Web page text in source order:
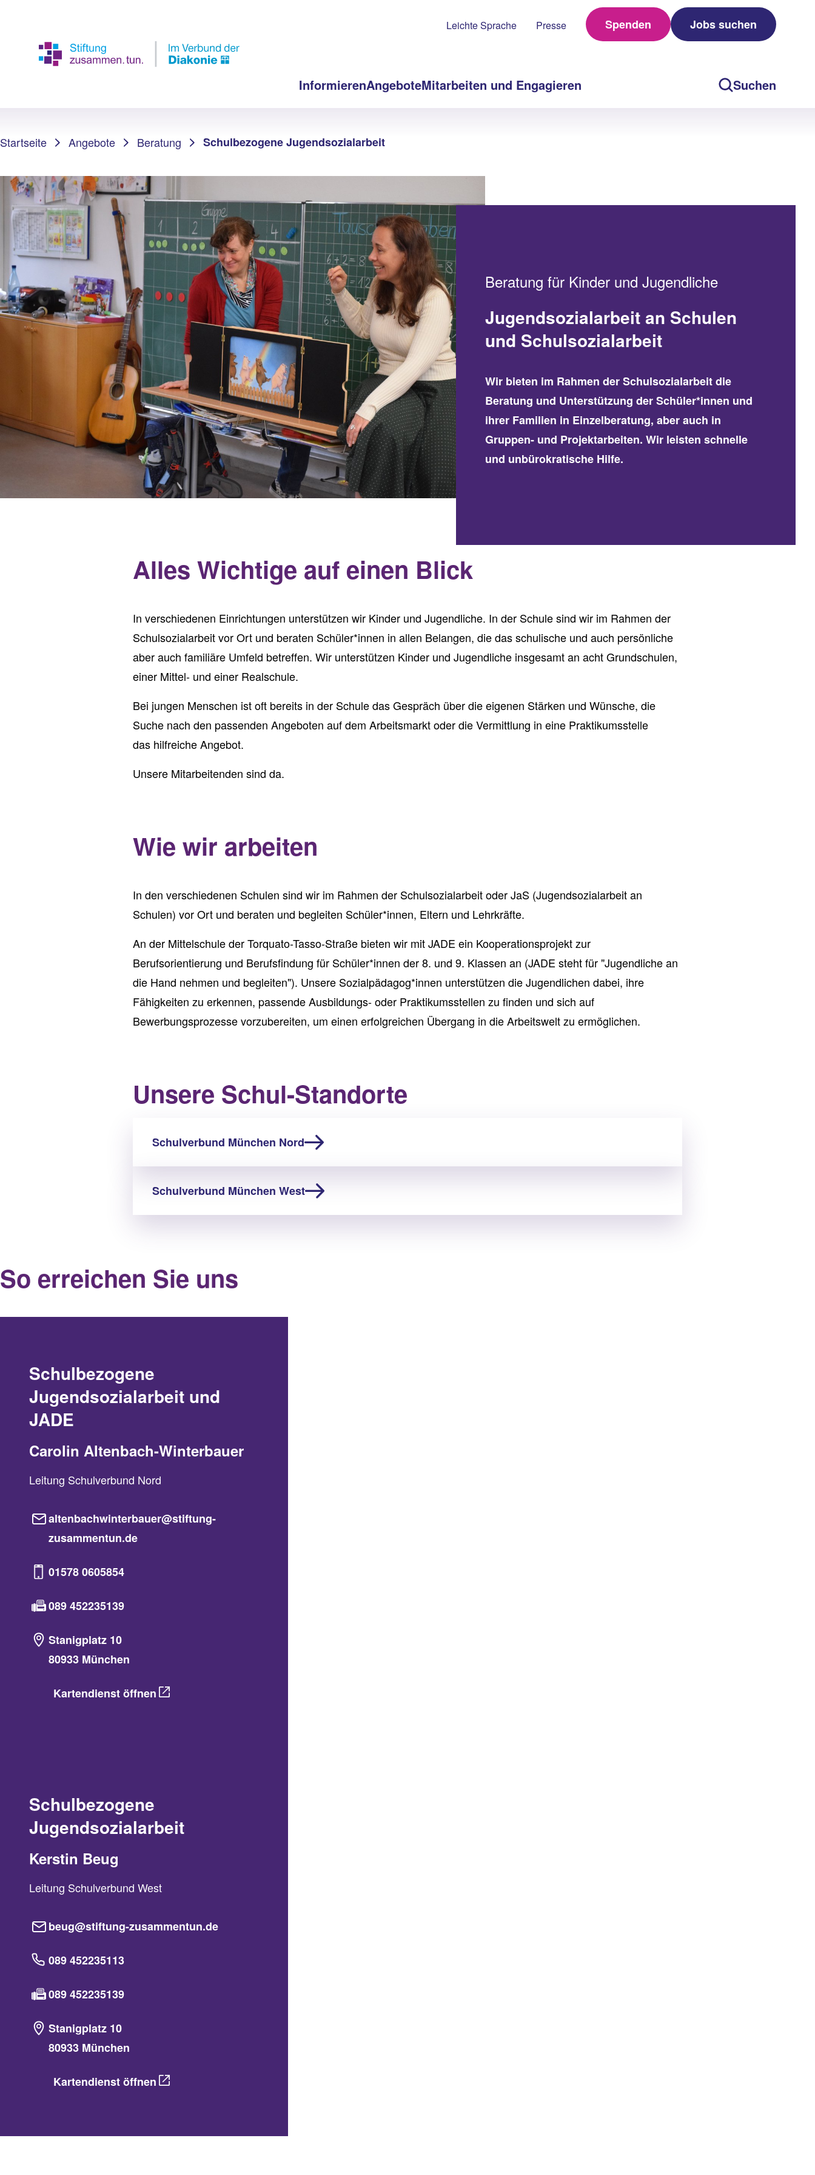
InformierenAngeboteMitarbeiten und Engagieren Suchen
Leichte Sprache Presse Spenden Jobs suchen
Startseite Angebote Beratung Schulbezogene Jugendsozialarbeit
Beratung für Kinder und Jugendliche
Jugendsozialarbeit an Schulen
und Schulsozialarbeit
Wir bieten im Rahmen der Schulsozialarbeit die
Beratung und Unterstützung der Schüler*innen und
ihrer Familien in Einzelberatung, aber auch in
Gruppen- und Projektarbeiten. Wir leisten schnelle
und unbürokratische Hilfe.
Alles Wichtige auf einen Blick
In verschiedenen Einrichtungen unterstützen wir Kinder und Jugendliche. In der Schule sind wir im Rahmen der
Schulsozialarbeit vor Ort und beraten Schüler*innen in allen Belangen, die das schulische und auch persönliche
aber auch familiäre Umfeld betreffen. Wir unterstützen Kinder und Jugendliche insgesamt an acht Grundschulen,
einer Mittel- und einer Realschule.
Bei jungen Menschen ist oft bereits in der Schule das Gespräch über die eigenen Stärken und Wünsche, die
Suche nach den passenden Angeboten auf dem Arbeitsmarkt oder die Vermittlung in eine Praktikumsstelle
das hilfreiche Angebot.
Unsere Mitarbeitenden sind da.
Wie wir arbeiten
In den verschiedenen Schulen sind wir im Rahmen der Schulsozialarbeit oder JaS (Jugendsozialarbeit an
Schulen) vor Ort und beraten und begleiten Schüler*innen, Eltern und Lehrkräfte.
An der Mittelschule der Torquato-Tasso-Straße bieten wir mit JADE ein Kooperationsprojekt zur
Berufsorientierung und Berufsfindung für Schüler*innen der 8. und 9. Klassen an (JADE steht für "Jugendliche an
die Hand nehmen und begleiten"). Unsere Sozialpädagog*innen unterstützen die Jugendlichen dabei, ihre
Fähigkeiten zu erkennen, passende Ausbildungs- oder Praktikumsstellen zu finden und sich auf
Bewerbungsprozesse vorzubereiten, um einen erfolgreichen Übergang in die Arbeitswelt zu ermöglichen.
Unsere Schul-Standorte
Schulverbund München Nord
Schulverbund München West
So erreichen Sie uns
Schulbezogene
Jugendsozialarbeit und
JADE
Carolin Altenbach-Winterbauer
Leitung Schulverbund Nord
altenbachwinterbauer@stiftung-
zusammentun.de
01578 0605854
089 452235139
Stanigplatz 10
80933 München
Kartendienst öffnen
Schulbezogene
Jugendsozialarbeit
Kerstin Beug
Leitung Schulverbund West
beug@stiftung-zusammentun.de
089 452235113
089 452235139
Stanigplatz 10
80933 München
Kartendienst öffnen